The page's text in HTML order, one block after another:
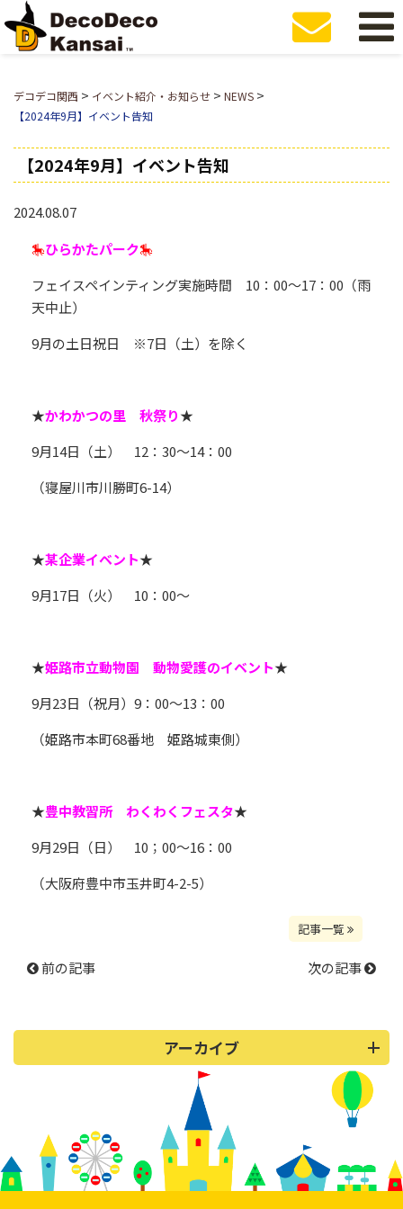
デコデコ関西 > イベント紹介・お知らせ > NEWS >
【2024年9月】イベント告知
【2024年9月】イベント告知
2024.08.07
🎠ひらかたパーク🎠
フェイスペインティング実施時間 10：00～17：00（雨
天中止）
9月の土日祝日 ※7日（土）を除く
★かわかつの里 秋祭り★
9月14日（土） 12：30～14：00
（寝屋川市川勝町6-14）
★某企業イベント★
9月17日（火） 10：00～
★姫路市立動物園 動物愛護のイベント★
9月23日（祝月）9：00～13：00
（姫路市本町68番地 姫路城東側）
★豊中教習所 わくわくフェスタ★
9月29日（日） 10；00～16：00
（大阪府豊中市玉井町4-2-5）
記事一覧
前の記事 次の記事
アーカイブ